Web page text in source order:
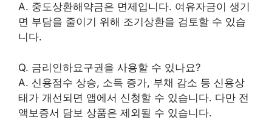
A. 중도상환해약금은 면제입니다. 여유자금이 생기
면 부담을 줄이기 위해 조기상환을 검토할 수 있습
니다.
Q. 금리인하요구권을 사용할 수 있나요?
A. 신용점수 상승, 소득 증가, 부채 감소 등 신용상
태가 개선되면 앱에서 신청할 수 있습니다. 다만 전
액보증서 담보 상품은 제외될 수 있습니다.